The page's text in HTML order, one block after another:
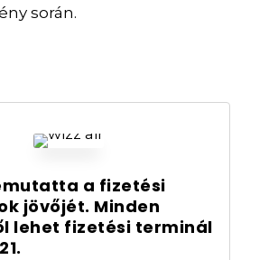
során.
a fizetési
jövőjét. Minden
lehet fizetési terminál